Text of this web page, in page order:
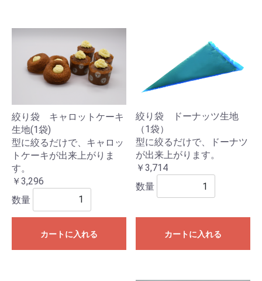
絞り袋 キャロットケーキ
生地(1袋)
型に絞るだけで、キャロッ
トケーキが出来上がりま
す。
￥3,296
数量
カートに入れる
絞り袋 ドーナッツ生地
（1袋）
型に絞るだけで、ドーナツ
が出来上がります。
￥3,714
数量
カートに入れる